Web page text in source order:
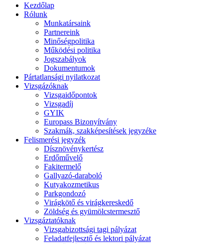
Kezdőlap
Rólunk
Munkatársaink
Partnereink
Minőségpolitika
Működési politika
Jogszabályok
Dokumentumok
Pártatlansági nyilatkozat
Vizsgázóknak
Vizsgaidőpontok
Vizsgadíj
GYIK
Europass Bizonyítvány
Szakmák, szakképesítések jegyzéke
Felismerési jegyzék
Dísznövénykertész
Erdőművelő
Fakitermelő
Gallyazó-daraboló
Kutyakozmetikus
Parkgondozó
Virágkötő és virágkereskedő
Zöldség és gyümölcstermesztő
Vizsgáztatóknak
Vizsgabizottsági tagi pályázat
Feladatfejlesztő és lektori pályázat